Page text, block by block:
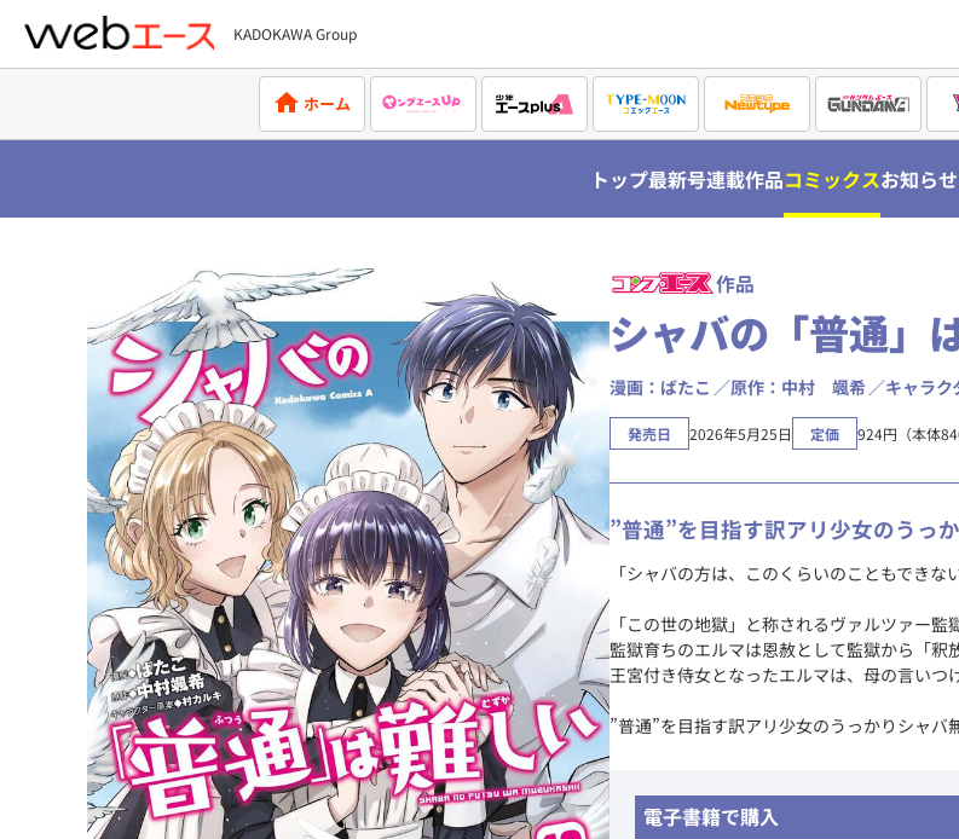
webエース
KADOKAWA Group
ホーム
トップ最新号連載作品コミックスお知らせ
作品
シャバの「普通」
漫画：ばたこ 原作：中村 颯希 キャラ
発売日 2026年5月25日 定価 924円（本体
”普通”を目指す訳アリ少女のうっ
「シャバの方は、このくらいのこともできな
「この世の地獄」と称されるヴァルツァー監
監獄育ちのエルマは恩赦として監獄から「釈
王宮付き侍女となったエルマは、母の言い
”普通”を目指す訳アリ少女のうっかりシャバ
電子書籍で購入